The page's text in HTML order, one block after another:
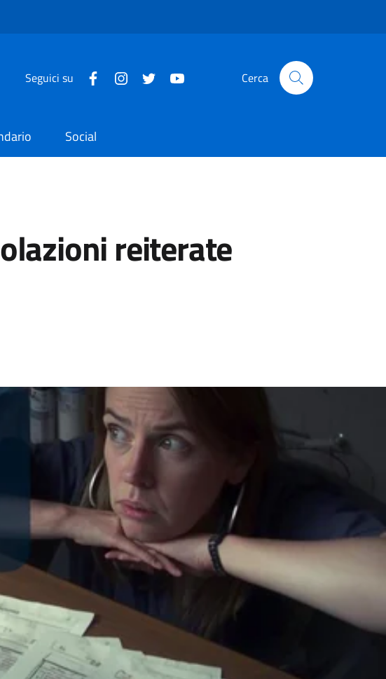
Seguici su Cerca
Social
reiterate